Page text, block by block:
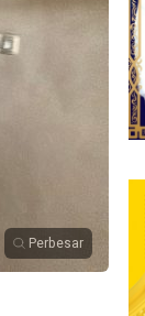
Perbesar